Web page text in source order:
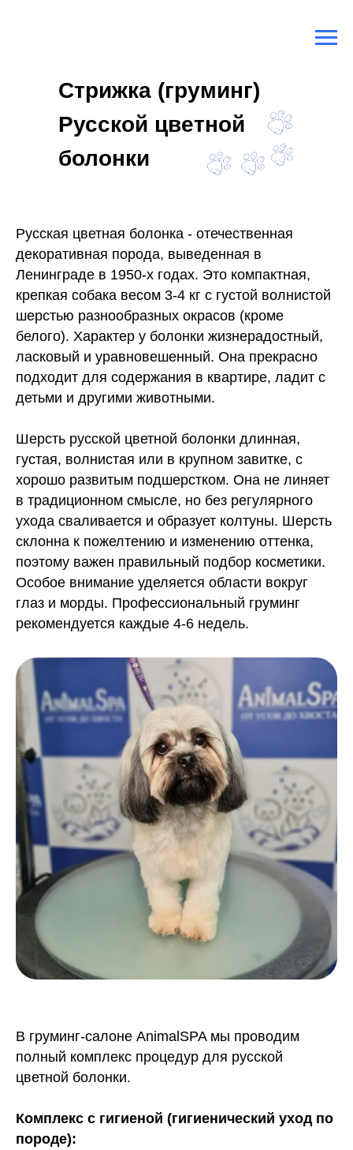
Стрижка (груминг)
Русской цветной
болонки
Русская цветная болонка - отечественная
декоративная порода, выведенная в
Ленинграде в 1950-х годах. Это компактная,
крепкая собака весом 3-4 кг с густой волнистой
шерстью разнообразных окрасов (кроме
белого). Характер у болонки жизнерадостный,
ласковый и уравновешенный. Она прекрасно
подходит для содержания в квартире, ладит с
детьми и другими животными.
Шерсть русской цветной болонки длинная,
густая, волнистая или в крупном завитке, с
хорошо развитым подшерстком. Она не линяет
в традиционном смысле, но без регулярного
ухода сваливается и образует колтуны. Шерсть
склонна к пожелтению и изменению оттенка,
поэтому важен правильный подбор косметики.
Особое внимание уделяется области вокруг
глаз и морды. Профессиональный груминг
рекомендуется каждые 4-6 недель.
В груминг-салоне AnimalSPA мы проводим
полный комплекс процедур для русской
цветной болонки.
Комплекс с гигиеной (гигиенический уход по
породе):